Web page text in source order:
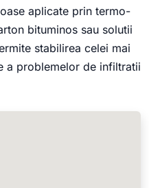
aplicate prin termo-
bituminos sau solutii
stabilirea celei mai
a problemelor de infiltratii